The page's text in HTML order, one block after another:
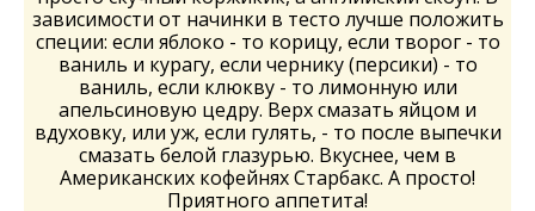
зависимости от начинки в тесто лучше положить
специи: если яблоко - то корицу, если творог - то
ваниль и курагу, если чернику (персики) - то
ваниль, если клюкву - то лимонную или
апельсиновую цедру. Верх смазать яйцом и
вдуховку, или уж, если гулять, - то после выпечки
смазать белой глазурью. Вкуснее, чем в
Американских кофейнях Старбакс. А просто!
Приятного аппетита!